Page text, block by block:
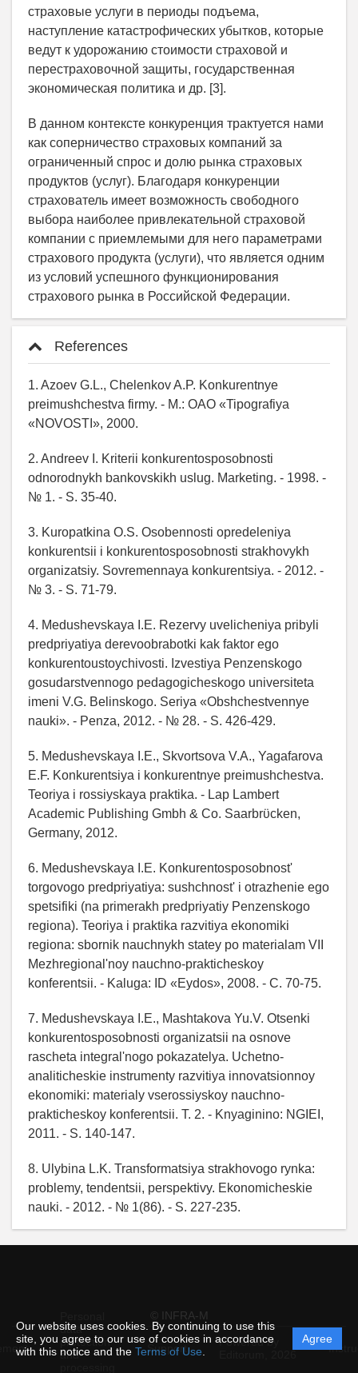
Our website uses cookies. By continuing to use this
site, you agree to our use of cookies in accordance
with this notice and the Terms of Use
Agree
страховые услуги в периоды подъема,
наступление катастрофических убытков, которые
ведут к удорожанию стоимости страховой и
перестраховочной защиты, государственная
экономическая политика и др. [3].
В данном контексте конкуренция трактуется нами
как соперничество страховых компаний за
ограниченный спрос и долю рынка страховых
продуктов (услуг). Благодаря конкуренции
страхователь имеет возможность свободного
выбора наиболее привлекательной страховой
компании с приемлемыми для него параметрами
страхового продукта (услуги), что является одним
из условий успешного функционирования
страхового рынка в Российской Федерации.
References
1. Azoev G.L., Chelenkov A.P. Konkurentnye
preimushchestva firmy. - M.: OAO «Tipografiya
«NOVOSTI», 2000.
2. Andreev I. Kriterii konkurentosposobnosti
odnorodnykh bankovskikh uslug. Marketing. - 1998. -
№ 1. - S. 35-40.
3. Kuropatkina O.S. Osobennosti opredeleniya
konkurentsii i konkurentosposobnosti strakhovykh
organizatsiy. Sovremennaya konkurentsiya. - 2012. -
№ 3. - S. 71-79.
4. Medushevskaya I.E. Rezervy uvelicheniya pribyli
predpriyatiya derevoobrabotki kak faktor ego
konkurentoustoychivosti. Izvestiya Penzenskogo
gosudarstvennogo pedagogicheskogo universiteta
imeni V.G. Belinskogo. Seriya «Obshchestvennye
nauki». - Penza, 2012. - № 28. - S. 426-429.
5. Medushevskaya I.E., Skvortsova V.A., Yagafarova
E.F. Konkurentsiya i konkurentnye preimushchestva.
Teoriya i rossiyskaya praktika. - Lap Lambert
Academic Publishing Gmbh & Co. Saarbrϋcken,
Germany, 2012.
6. Medushevskaya I.E. Konkurentosposobnost'
torgovogo predpriyatiya: sushchnost' i otrazhenie ego
spetsifiki (na primerakh predpriyatiy Penzenskogo
regiona). Teoriya i praktika razvitiya ekonomiki
regiona: sbornik nauchnykh statey po materialam VII
Mezhregional'noy nauchno-prakticheskoy
konferentsii. - Kaluga: ID «Eydos», 2008. - C. 70-75.
7. Medushevskaya I.E., Mashtakova Yu.V. Otsenki
konkurentosposobnosti organizatsii na osnove
rascheta integral'nogo pokazatelya. Uchetno-
analiticheskie instrumenty razvitiya innovatsionnoy
ekonomiki: materialy vserossiyskoy nauchno-
prakticheskoy konferentsii. T. 2. - Knyaginino: NGIEI,
2011. - S. 140-147.
8. Ulybina L.K. Transformatsiya strakhovogo rynka:
problemy, tendentsii, perspektivy. Ekonomicheskie
nauki. - 2012. - № 1(86). - S. 227-235.
© INFRA-M
data
protection
and
Support
Powered by